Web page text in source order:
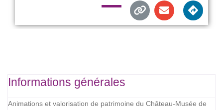
Informations générales
Animations et valorisation de patrimoine du Château-Musée de